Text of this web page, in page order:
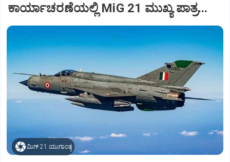
ಕಾರ್ಯಾಚರಣೆಯಲ್ಲಿ MiG 21 ಮುಖ್ಯ ಪಾತ್ರ...
ಮಿಗ್‌ 21 ಯುಗಾಂತ್ಯ